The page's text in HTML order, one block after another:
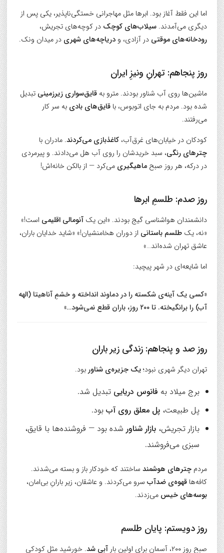
اما این فقط آغاز بود. ابرها مثل مهاجرانی خستگی‌ناپذیر، یکی پس از
دیگری می‌آمدند. سیلاب‌های کوچک در کوچه‌های تجریش،
رودخانه‌های موقتی در آزادی، و دریاچه‌های شهری در میدان ونک.
روز پنجاهم: تهرانِ ونیزِ ایران
ماشین‌ها روی آب شناور بودند. مترو به قایق‌سواری زیرزمینی تبدیل
شده بود. مردم به جای اتوبوس، با قایق‌های بادی به سر کار
می‌رفتند.
کودکان در خیابان‌های غرق‌آب، کاغذبازی می‌کردند. مادران با
چترهای رنگی، سبد خریدشان را روی آب هل می‌دادند. و پیرمردی
در درکه، هر روز صبح ماهیگیری می‌کرد — از بالکن خانه‌اش!
روز صدم: طلسمِ ابرها
دانشمندان هواشناسی گیج بودند. «این یک آنومالی اقلیمی است!»
«نه، یک طلسم باستانی از دوران هخامنشیان!» «شاید خدایان باران،
عاشق تهران شده‌اند…»
اما شایعه‌ای در شهر پیچید:
«کسی یک آینه‌ی شکسته را در دماوند انداخته و خشمِ آناهیتا (الهه
آب) را برانگیخته. تا ۲۰۰ روز، باران قطع نمی‌شود…»
روز صد و پنجاهم: زندگی زیر باران
تهران دیگر شهری نبود؛یک جزیره‌ی شناوربود.
برج میلاد به فانوس دریایی تبدیل شد.
پل طبیعت، پل معلق روی آب بود.
بازار تجریش، بازار شناور شده بود — فروشنده‌ها با قایق،
سبزی می‌فروشند.
مردم چترهای هوشمند ساختند که خودکار باز و بسته می‌شدند.
کافه‌ها قهوه‌ی ضدآب سرو می‌کردند. و عاشقان، زیر بارانِ بی‌امان،
بوسه‌های خیس می‌زدند.
روز دویستم: پایان طلسم
صبح روز ۲۰۰، آسمان برای اولین بار آبی شد. خورشید مثل کودکی